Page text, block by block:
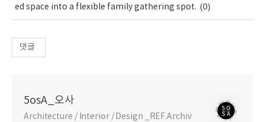
ed space into a flexible family gathering spot. (0)
댓글
5osA_오사
Architecture / Interior / Design _REF.Archiv